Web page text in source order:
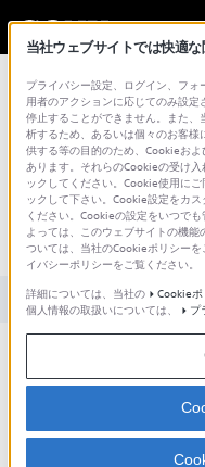
総合サポート・
文書番号 : S1203029003480 /
内蔵充電池 (バ
てください。
約500回の充電が可能です。 ただ
数ですので、本体の持続時間は短
※ 使用状況で大きく変動しますの
当社ウェブサイトでは快適
プライバシー設定、ログイン、フ
用者のアクションに応じてのみ設
停止することができません。また
析するため、あるいは個々のお客
供する等の目的のため、Cookieお
あります。それらのCookieの受け
ックしてください。Cookie使用に
ックして下さい。Cookie設定をカ
ください。Cookieの設定をいつで
よっては、このウェブサイトの機
ついては、当社のCookieポリシー
イバシーポリシーをご覧ください。
詳細については、当社の
Cookieポ
個人情報の取扱いについては、
プ